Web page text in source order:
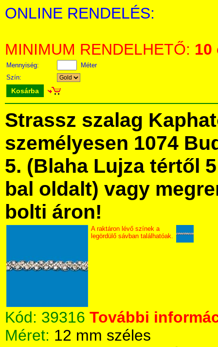
ONLINE RENDELÉS:
MINIMUM RENDELHETŐ: 10
Mennyiség:
Méter
Szín:
Kosárba
Strassz szalag
személyesen 1074
5. (Blaha Lujza tértől
bal oldalt) vagy
bolti áron!
A raktáron lévő színek a
legördülő sávban találhatóak.
Kód: 39316 További
Méret: 12 mm széles